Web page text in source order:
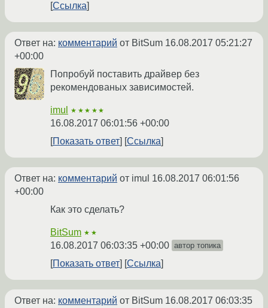
Ссылка
Ответ на: комментарий от BitSum 16.08.2017 05:21:27
+00:00
Попробуй поставить драйвер без
рекомендованых зависимостей.
imul ★★★★★
16.08.2017 06:01:56 +00:00
Показать ответ
Ссылка
Ответ на: комментарий от imul 16.08.2017 06:01:56
+00:00
Как это сделать?
BitSum ★★
16.08.2017 06:03:35 +00:00 автор топика
Показать ответ Ссылка
Ответ на: комментарий от BitSum 16.08.2017 06:03:35